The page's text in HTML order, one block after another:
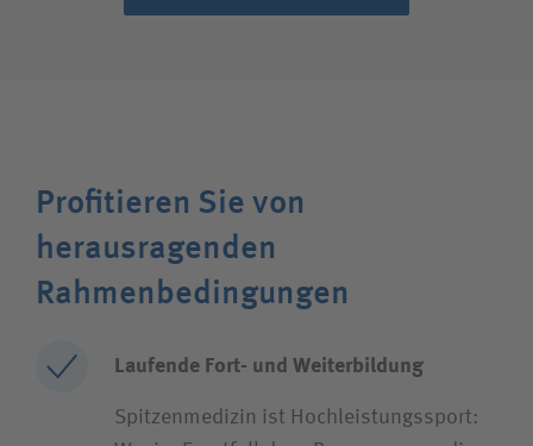
Profitieren Sie von
herausragenden
Rahmenbedingungen
Laufende Fort- und Weiterbildung
Spitzenmedizin ist Hochleistungssport: